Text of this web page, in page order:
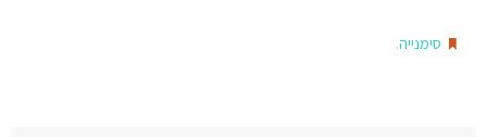
סימנייה.